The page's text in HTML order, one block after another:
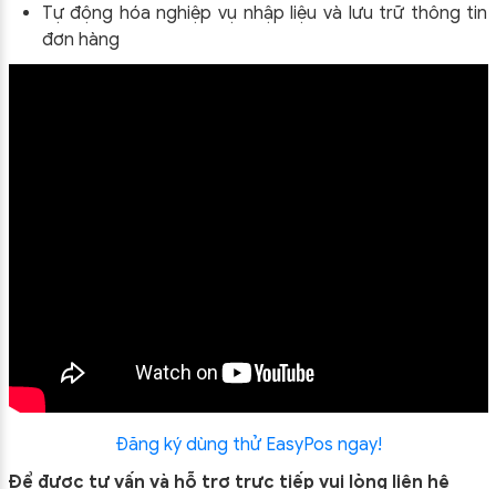
Tự động hóa nghiệp vụ nhập liệu và lưu trữ thông tin
đơn hàng
Đăng ký dùng thử EasyPos ngay!
Để được tư vấn và hỗ trợ trực tiếp vui lòng liên hệ